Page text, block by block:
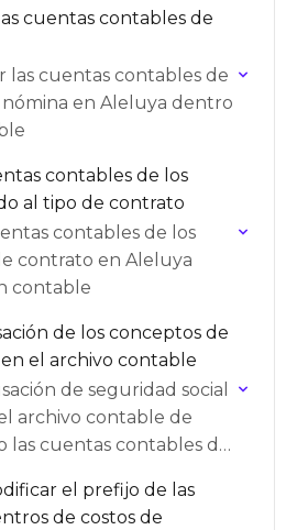
cuentas contables de
las cuentas contables de
nómina en Aleluya dentro
contables de los
al tipo de contrato
contables de los
contrato en Aleluya
contable
de los conceptos de
el archivo contable
de seguridad social
archivo contable de
las cuentas contables de
el prefijo de las
de costos de